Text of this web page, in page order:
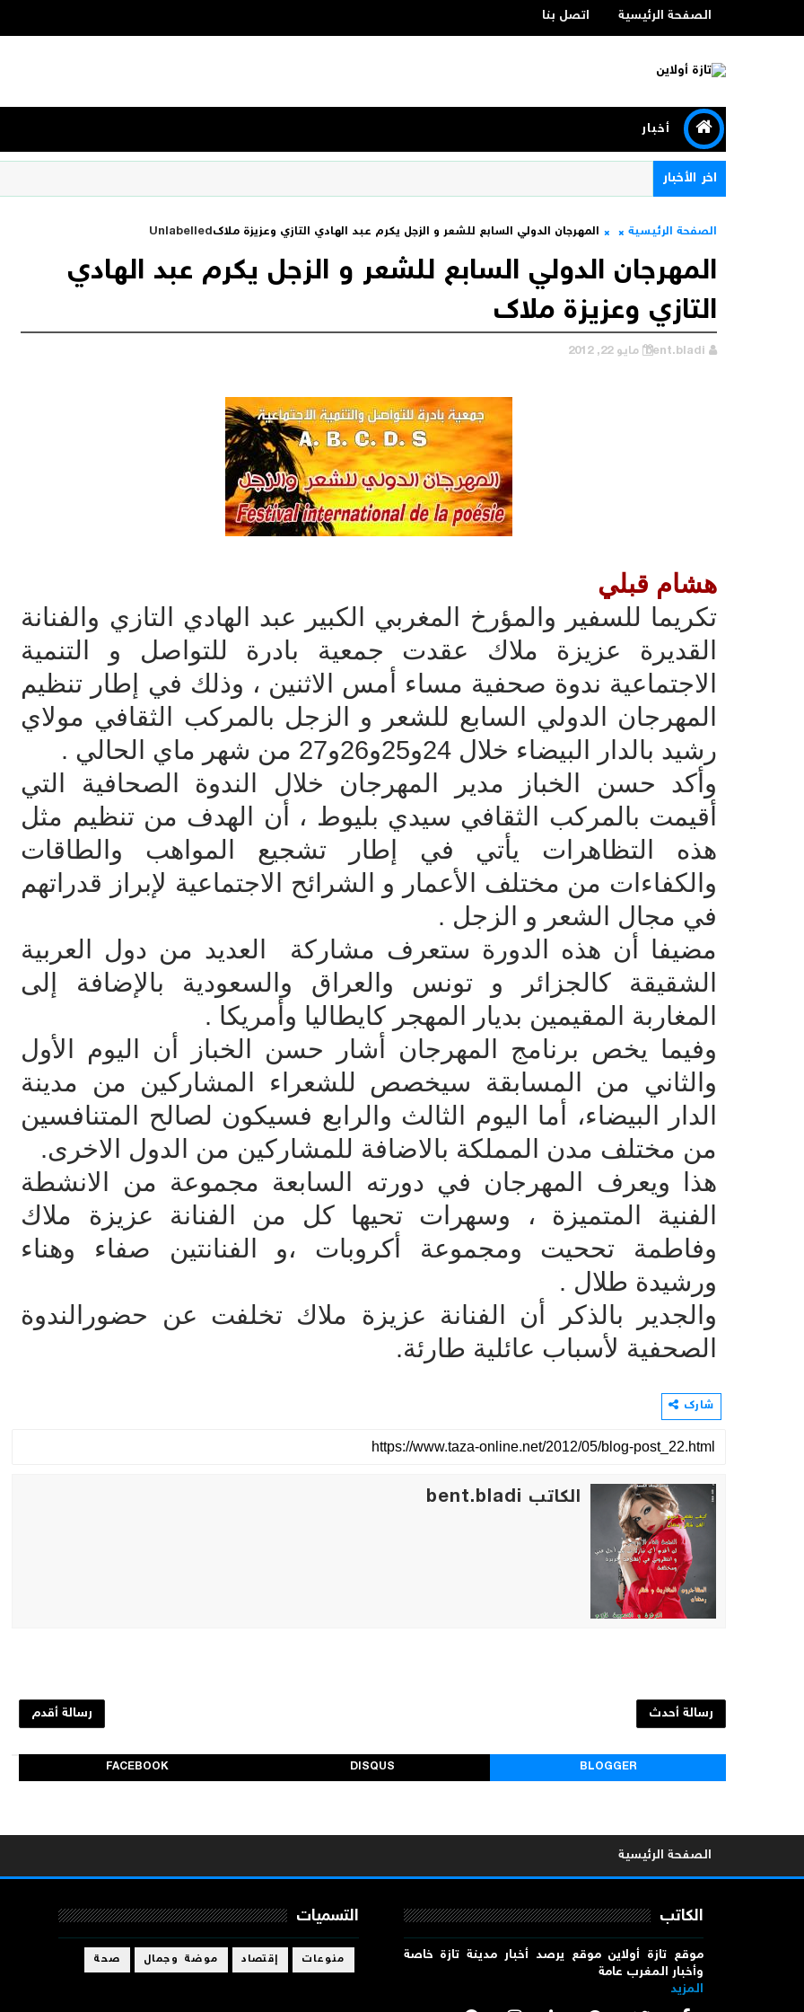
الصفحة الرئيسية اتصل بنا
أخبار
اخر الأخبار
الصفحة الرئيسية Unlabelledالمهرجان الدولي السابع للشعر و الزجل يكرم عبد الهادي التازي وعزيزة ملاك
المهرجان الدولي السابع للشعر و الزجل يكرم عبد الهادي
التازي وعزيزة ملاك
bent.bladi مايو 22, 2012
هشام قبلي
تكريما للسفير والمؤرخ المغربي الكبير عبد الهادي التازي والفنانة
القديرة عزيزة ملاك عقدت جمعية بادرة للتواصل و التنمية
الاجتماعية ندوة صحفية مساء أمس الاثنين ، وذلك في إطار تنظيم
المهرجان الدولي السابع للشعر و الزجل بالمركب الثقافي مولاي
رشيد بالدار البيضاء خلال 24و25و26و27 من شهر ماي الحالي .
وأكد حسن الخباز مدير المهرجان خلال الندوة الصحافية التي
أقيمت بالمركب الثقافي سيدي بليوط ، أن الهدف من تنظيم مثل
هذه التظاهرات يأتي في إطار تشجيع المواهب والطاقات
والكفاءات من مختلف الأعمار و الشرائح الاجتماعية لإبراز قدراتهم
في مجال الشعر و الزجل .
مضيفا أن هذه الدورة ستعرف مشاركة العديد من دول العربية
الشقيقة كالجزائر و تونس والعراق والسعودية بالإضافة إلى
المغاربة المقيمين بديار المهجر كايطاليا وأمريكا .
وفيما يخص برنامج المهرجان أشار حسن الخباز أن اليوم الأول
والثاني من المسابقة سيخصص للشعراء المشاركين من مدينة
الدار البيضاء، أما اليوم الثالث والرابع فسيكون لصالح المتنافسين
من مختلف مدن المملكة بالاضافة للمشاركين من الدول الاخرى.
هذا ويعرف المهرجان في دورته السابعة مجموعة من الانشطة
الفنية المتميزة ، وسهرات تحيها كل من الفنانة عزيزة ملاك
وفاطمة تححيت ومجموعة أكروبات ،و الفنانتين صفاء وهناء
ورشيدة طلال .
والجدير بالذكر أن الفنانة عزيزة ملاك تخلفت عن حضورالندوة
الصحفية لأسباب عائلية طارئة.
شارك
الكاتب bent.bladi
رسالة أحدث رسالة أقدم
BLOGGER
DISQUS
FACEBOOK
الصفحة الرئيسية
الكاتب
موقع تازة أولاين موقع يرصد أخبار مدينة تازة خاصة
وأخبار المغرب عامة
المزيد
التسميات
منوعات إقتصاد موضة وجمال صحة